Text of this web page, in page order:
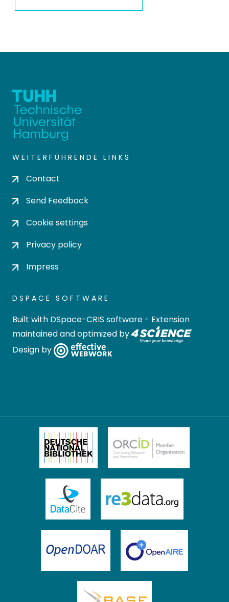
WEITERFÜHRENDE LINKS
Contact
Send Feedback
Cookie settings
Privacy policy
Impress
DSPACE SOFTWARE
Built with DSpace-CRIS software - Extension
maintained and optimized by
Design by